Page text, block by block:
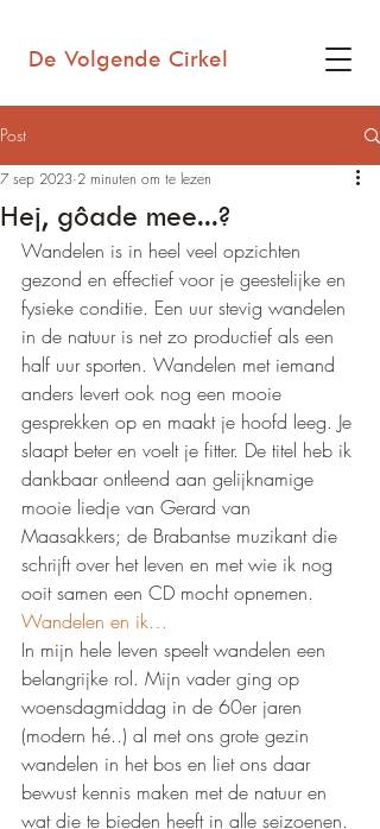
De Volgende Cirkel
Post
Hej, gôade mee...?
7 sep 2023 2 minuten om te lezen
Wandelen is in heel veel opzichten
gezond en effectief voor je geestelijke en
fysieke conditie. Een uur stevig wandelen
in de natuur is net zo productief als een
half uur sporten. Wandelen met iemand
anders levert ook nog een mooie
gesprekken op en maakt je hoofd leeg. Je
slaapt beter en voelt je fitter. De titel heb ik
dankbaar ontleend aan gelijknamige
mooie liedje van Gerard van
Maasakkers; de Brabantse muzikant die
schrijft over het leven en met wie ik nog
ooit samen een CD mocht opnemen.
Wandelen en ik…
In mijn hele leven speelt wandelen een
belangrijke rol. Mijn vader ging op
woensdagmiddag in de 60er jaren
(modern hé..) al met ons grote gezin
wandelen in het bos en liet ons daar
bewust kennis maken met de natuur en
wat die te bieden heeft in alle seizoenen.